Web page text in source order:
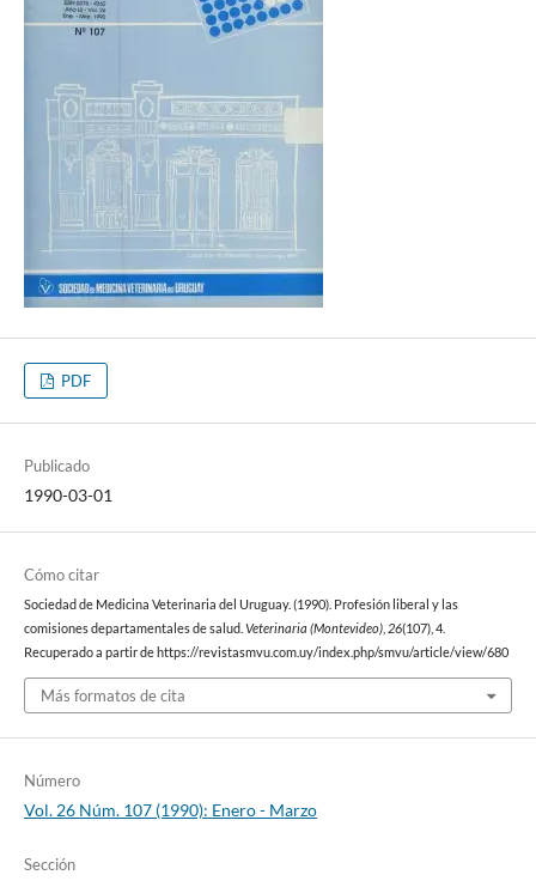
PDF
Publicado
1990-03-01
Cómo citar
Sociedad de Medicina Veterinaria del Uruguay. (1990). Profesión liberal y las
comisiones departamentales de salud. Veterinaria (Montevideo), 26(107), 4.
Recuperado a partir de https://revistasmvu.com.uy/index.php/smvu/article/view/680
Más formatos de cita
Número
Vol. 26 Núm. 107 (1990): Enero - Marzo
Sección